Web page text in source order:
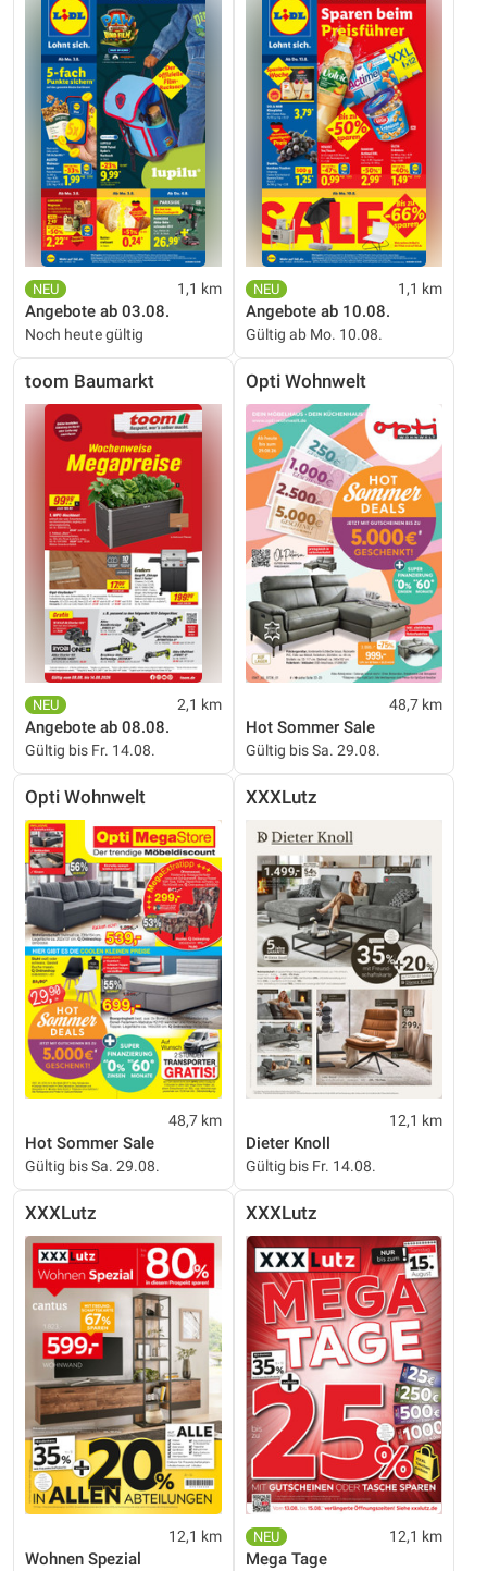
1,1 km
Angebote ab 03.08.
Noch heute gültig
1,1 km
Angebote ab 10.08.
Gültig ab Mo. 10.08.
toom Baumarkt
2,1 km
Angebote ab 08.08.
Gültig bis Fr. 14.08.
Opti Wohnwelt
48,7 km
Hot Sommer Sale
Gültig bis Sa. 29.08.
Opti Wohnwelt
48,7 km
Hot Sommer Sale
Gültig bis Sa. 29.08.
XXXLutz
12,1 km
Dieter Knoll
Gültig bis Fr. 14.08.
XXXLutz
12,1 km
Wohnen Spezial
XXXLutz
12,1 km
Mega Tage